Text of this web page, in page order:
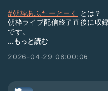
#朝枠あふたーとーく
とは？
朝枠ライブ配信終了直後に収
です。
主に朝枠の振り返りを行ってま
朝枠と併せてお聞きいただけ
...もっと読む
2026-04-29 08:00:06